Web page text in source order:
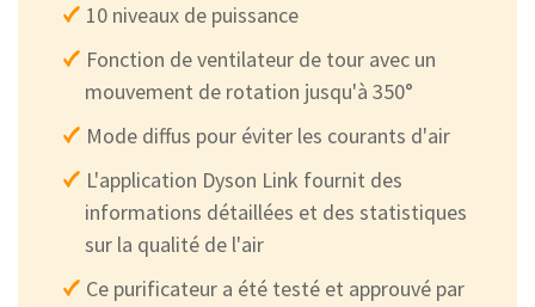
10 niveaux de puissance
Fonction de ventilateur de tour avec un
mouvement de rotation jusqu'à 350°
Mode diffus pour éviter les courants d'air
L'application Dyson Link fournit des
informations détaillées et des statistiques
sur la qualité de l'air
Ce purificateur a été testé et approuvé par